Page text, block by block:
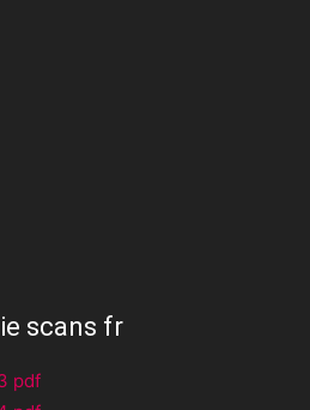
scans fr
pdf